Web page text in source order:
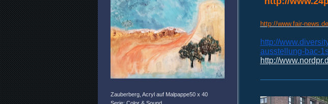
http://www.fair-
http://
ausstellung-bac-
http://
Zauberberg, Acryl auf Malpappe50 x 40